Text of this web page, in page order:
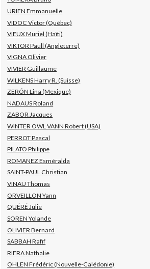
URIEN Emmanuelle
VIDOC Victor (Québec)
VIEUX Muriel (Haïti)
VIKTOR Paull (Angleterre)
VIGNA Olivier
VIVIER Guillaume
WILKENS Harry R. (Suisse)
ZERÓN Lina (Mexique)
NADAUS Roland
ZABOR Jacques
WINTER OWL VANN Robert (USA)
PERROT Pascal
PILATO Philippe
ROMANEZ Esméralda
SAINT-PAUL Christian
VINAU Thomas
ORVEILLON Yann
QUÉRÉ Julie
SOREN Yolande
OLIVIER Bernard
SABBAH Rafif
RIERA Nathalie
OHLEN Frédéric (Nouvelle-Calédonie)